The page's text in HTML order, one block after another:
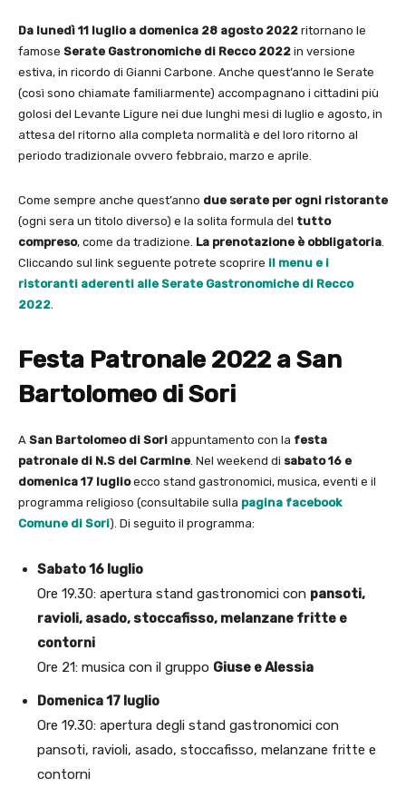
Da lunedì 11 luglio a domenica 28 agosto 2022 ritornano le
famose Serate Gastronomiche di Recco 2022 in versione
estiva, in ricordo di Gianni Carbone. Anche quest’anno le Serate
(così sono chiamate familiarmente) accompagnano i cittadini più
golosi del Levante Ligure nei due lunghi mesi di luglio e agosto, in
attesa del ritorno alla completa normalità e del loro ritorno al
periodo tradizionale ovvero febbraio, marzo e aprile.
Come sempre anche quest’anno due serate per ogni ristorante
(ogni sera un titolo diverso) e la solita formula del tutto
compreso, come da tradizione. La prenotazione è obbligatoria
Cliccando sul link seguente potrete scoprire il menu e i
ristoranti aderenti alle Serate Gastronomiche di Recco
2022
Festa Patronale 2022 a San
Bartolomeo di Sori
A San Bartolomeo di Sori appuntamento con la festa
patronale di N.S del Carmine . Nel weekend di sabato 16 e
domenica 17 luglioecco stand gastronomici, musica, eventi e il
programma religioso (consultabile sulla pagina facebook
Comune di Sori). Di seguito il programma:
Sabato 16 luglio
Ore 19.30: apertura stand gastronomici con pansoti,
ravioli, asado, stoccafisso, melanzane fritte e
contorni
Ore 21: musica con il gruppo Giuse e Alessia
Domenica 17 luglio
Ore 19.30: apertura degli stand gastronomici con
pansoti, ravioli, asado, stoccafisso, melanzane fritte e
contorni